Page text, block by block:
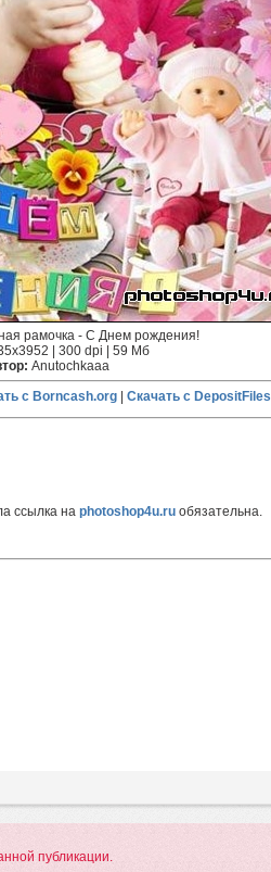
рамочка - С Днем рождения!
| 300 dpi | 59 Мб
Anutochkaaa
с Borncash.org Скачать с DepositFiles
ссылка на photoshop4u.ru обязательна.
публикации.